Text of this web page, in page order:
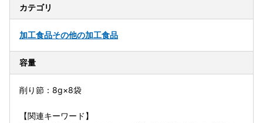
カテゴリ
加工食品その他の加工食品
容量
削り節：8g×8袋
【関連キーワード】